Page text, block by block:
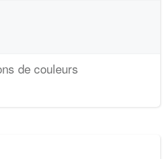
de couleurs